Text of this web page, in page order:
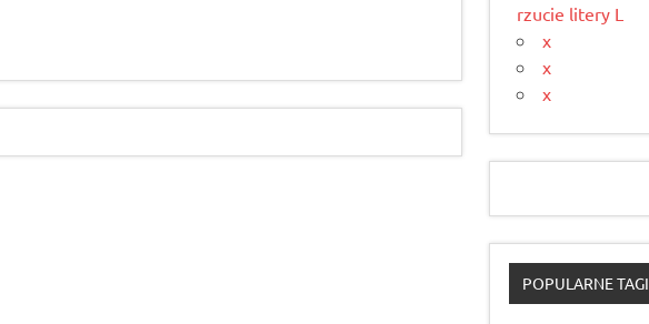
rzucie litery L
x
x
x
POPULARNE TAGI